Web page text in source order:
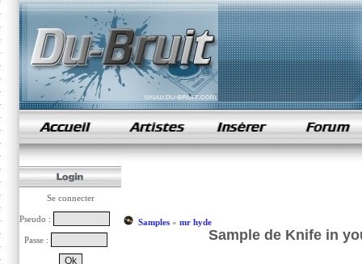
samples de rap
Se connecter
Pseudo :
Passe :
Samples» mr hyde
Sample de Knife in